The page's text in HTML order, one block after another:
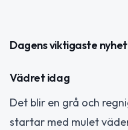
Dagens viktigaste
Vädret idag
Det blir en grå och
startar med mulet